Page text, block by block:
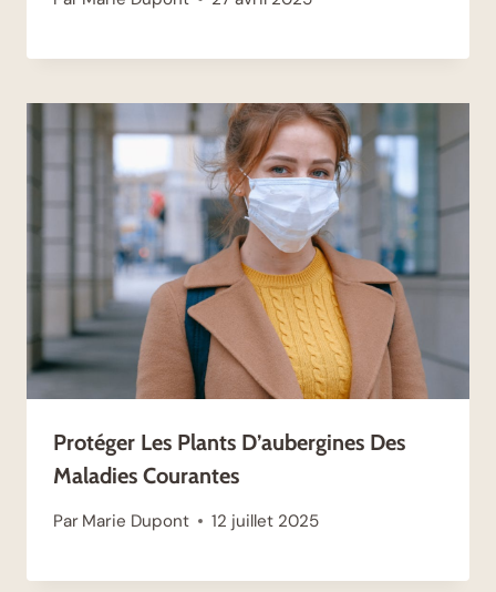
Protéger Les Plants D’aubergines Des
Maladies Courantes
Par Marie Dupont 12 juillet 2025